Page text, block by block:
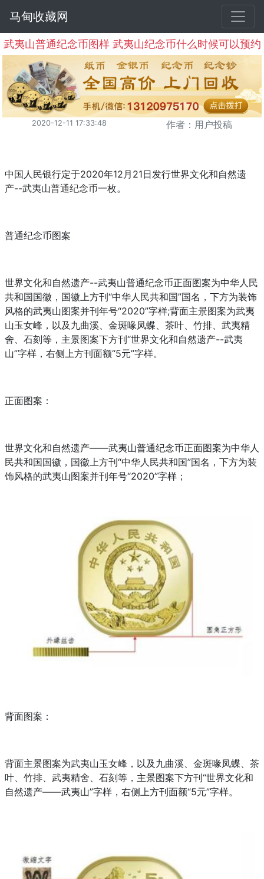
马甸收藏网
武夷山普通纪念币图样 武夷山纪念币什么时候可以预约
2020-12-11 17:33:48 作者：用户投稿
中国人民银行定于2020年12月21日发行世界文化和自然遗
产--武夷山普通纪念币一枚。
普通纪念币图案
世界文化和自然遗产--武夷山普通纪念币正面图案为中华人民
共和国国徽，国徽上方刊“中华人民共和国”国名，下方为装饰
风格的武夷山图案并刊年号“2020”字样;背面主景图案为武夷
山玉女峰，以及九曲溪、金斑喙凤蝶、茶叶、竹排、武夷精
舍、石刻等，主景图案下方刊“世界文化和自然遗产--武夷
山”字样，右侧上方刊面额“5元”字样。
正面图案：
世界文化和自然遗产——武夷山普通纪念币正面图案为中华人
民共和国国徽，国徽上方刊“中华人民共和国”国名，下方为装
饰风格的武夷山图案并刊年号“2020”字样；
背面图案：
背面主景图案为武夷山玉女峰，以及九曲溪、金斑喙凤蝶、茶
叶、竹排、武夷精舍、石刻等，主景图案下方刊“世界文化和
自然遗产——武夷山”字样，右侧上方刊面额“5元”字样。